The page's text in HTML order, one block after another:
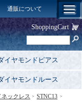
通販について
イヤモンドピアス
イヤモンドルース
ックレス
STNC13
ShoppingCart